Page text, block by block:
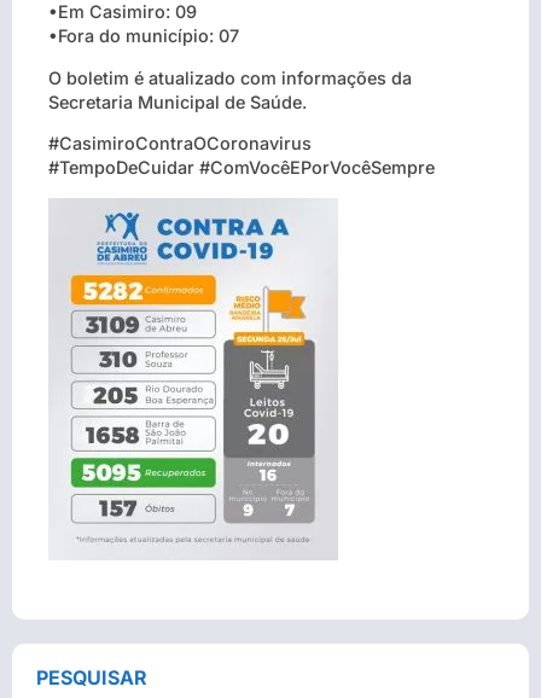
•Em Casimiro: 09
•Fora do município: 07
O boletim é atualizado com informações da
Secretaria Municipal de Saúde.
#CasimiroContraOCoronavirus
#TempoDeCuidar #ComVocêEPorVocêSempre
PESQUISAR